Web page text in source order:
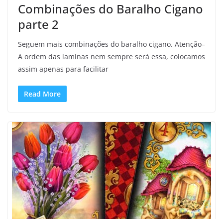
Combinações do Baralho Cigano
parte 2
Seguem mais combinações do baralho cigano. Atenção–
A ordem das laminas nem sempre será essa, colocamos
assim apenas para facilitar
Read More